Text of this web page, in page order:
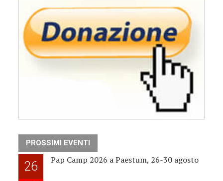
PROSSIMI EVENTI
26 Pap Camp 2026 a Paestum, 26-30 agosto